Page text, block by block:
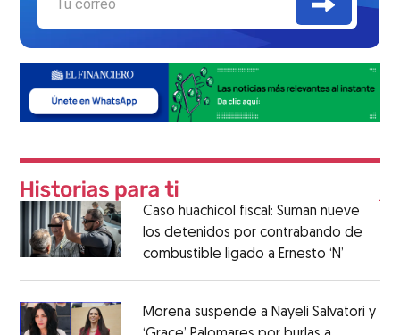
Caso huachicol fiscal: Suman nueve
los detenidos por contrabando de
combustible ligado a Ernesto ‘N’
Morena suspende a Nayeli Salvatori y